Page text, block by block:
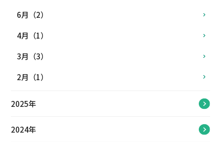
6月（2）
4月（1）
3月（3）
2月（1）
2025年
2024年